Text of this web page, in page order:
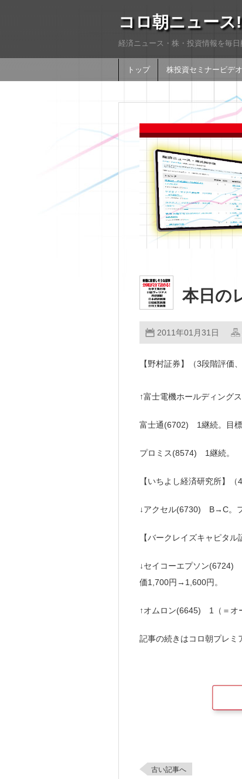
コロ朝ニュース
経済ニュース・株・投資情報を毎
トップ 株投資セミナービデオ
本日の
2011年01月31日
【野村証券】（3段階評価
↑富士電機ホールディン
富士通(6702) 1継続。目
プロミス(8574) 1継続。
【いちよし経済研究所】
↓アクセル(6730) B→C。
【バークレイズキャピタ
↓セイコーエプソン(6724)
価1,700円→1,600円。
↑オムロン(6645) 1（＝オ
記事の続きはコロ朝プレミ
古い記事へ